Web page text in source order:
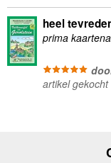
heel
prima
artikel gekocht